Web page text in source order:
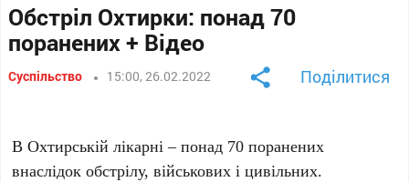
Обстріл Охтирки: понад 70
поранених + Відео
Суспільство 15:00, 26.02.2022 Поділитися
В Охтирській лікарні – понад 70 поранених
внаслідок обстрілу, військових і цивільних.